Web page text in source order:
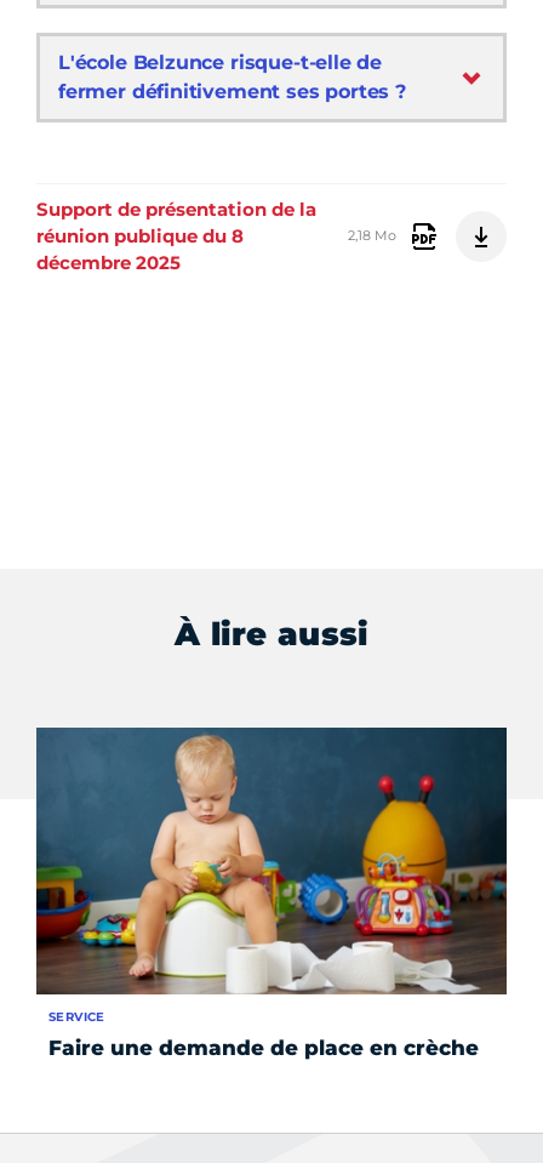
L'école Belzunce risque-t-elle de
fermer définitivement ses portes ?
Support de présentation de la
réunion publique du 8
décembre 2025
2,18 Mo
À lire aussi
Faire une demande de place en crèche
SERVICE